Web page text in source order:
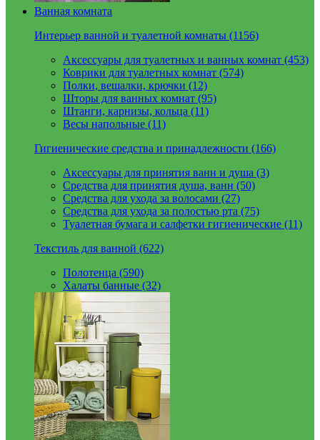
Ванная комната
Интерьер ванной и туалетной комнаты (1156)
Аксессуары для туалетных и ванных комнат (453)
Коврики для туалетных комнат (574)
Полки, вешалки, крючки (12)
Шторы для ванных комнат (95)
Штанги, карнизы, кольца (11)
Весы напольные (11)
Гигиенические средства и принадлежности (166)
Аксессуары для принятия ванн и душа (3)
Средства для принятия душа, ванн (50)
Средства для ухода за волосами (27)
Средства для ухода за полостью рта (75)
Туалетная бумага и салфетки гигиенические (11)
Текстиль для ванной (622)
Полотенца (590)
Халаты банные (32)